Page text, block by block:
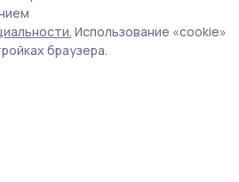
Использование «cookie»
браузера.